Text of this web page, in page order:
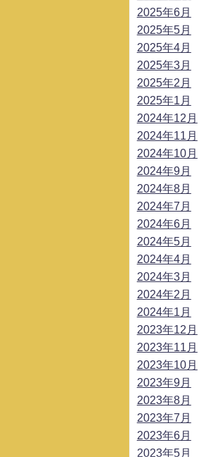
2025年6月
2025年5月
2025年4月
2025年3月
2025年2月
2025年1月
2024年12月
2024年11月
2024年10月
2024年9月
2024年8月
2024年7月
2024年6月
2024年5月
2024年4月
2024年3月
2024年2月
2024年1月
2023年12月
2023年11月
2023年10月
2023年9月
2023年8月
2023年7月
2023年6月
2023年5月